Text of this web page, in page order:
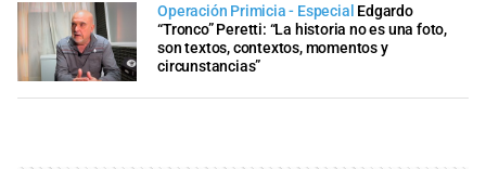
Operación Primicia - Especial Edgardo
“Tronco” Peretti: “La historia no es una foto,
son textos, contextos, momentos y
circunstancias”